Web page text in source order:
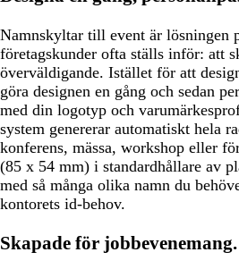
Namnskyltar till event är lösningen
företagskunder ofta ställs inför: att
överväldigande. Istället för att
göra designen en gång och sedan
med din logotyp och
system genererar automatiskt hela
konferens, mässa, workshop eller
(85 x 54 mm) i standardhållare av
med så många olika namn du
kontorets id-behov.
Skapade för jobbevenemang.